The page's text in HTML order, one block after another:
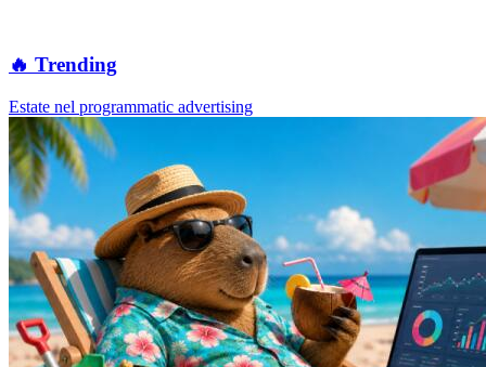
🔥 Trending
Estate nel programmatic advertising